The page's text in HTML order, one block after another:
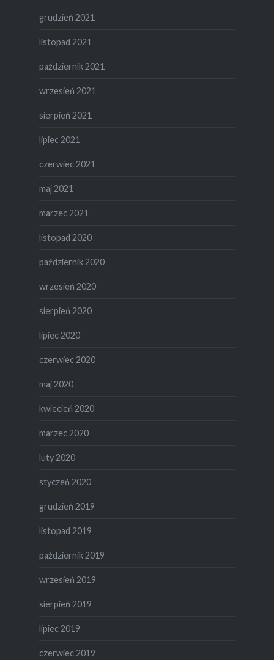
grudzień 2021
listopad 2021
październik 2021
wrzesień 2021
sierpień 2021
lipiec 2021
czerwiec 2021
maj 2021
marzec 2021
listopad 2020
październik 2020
wrzesień 2020
sierpień 2020
lipiec 2020
czerwiec 2020
maj 2020
kwiecień 2020
marzec 2020
luty 2020
styczeń 2020
grudzień 2019
listopad 2019
październik 2019
wrzesień 2019
sierpień 2019
lipiec 2019
czerwiec 2019